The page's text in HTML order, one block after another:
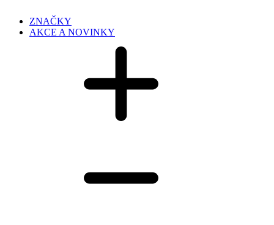
ZNAČKY
AKCE A NOVINKY